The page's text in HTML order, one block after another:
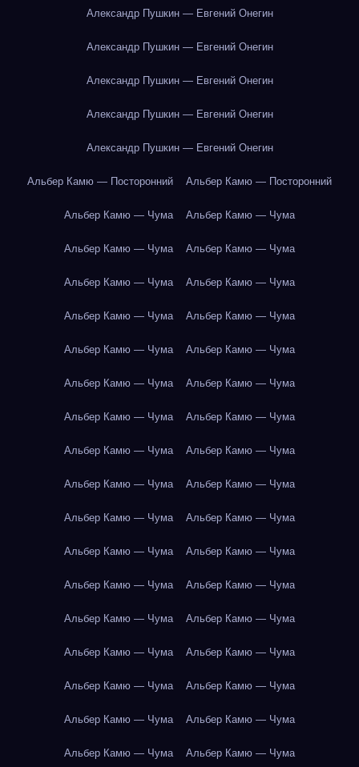
Александр Пушкин — Евгений Онегин
Александр Пушкин — Евгений Онегин
Александр Пушкин — Евгений Онегин
Александр Пушкин — Евгений Онегин
Александр Пушкин — Евгений Онегин
Альбер Камю — Посторонний Альбер Камю — Посторонний
Альбер Камю — Чума Альбер Камю — Чума
Альбер Камю — Чума Альбер Камю — Чума
Альбер Камю — Чума Альбер Камю — Чума
Альбер Камю — Чума Альбер Камю — Чума
Альбер Камю — Чума Альбер Камю — Чума
Альбер Камю — Чума Альбер Камю — Чума
Альбер Камю — Чума Альбер Камю — Чума
Альбер Камю — Чума Альбер Камю — Чума
Альбер Камю — Чума Альбер Камю — Чума
Альбер Камю — Чума Альбер Камю — Чума
Альбер Камю — Чума Альбер Камю — Чума
Альбер Камю — Чума Альбер Камю — Чума
Альбер Камю — Чума Альбер Камю — Чума
Альбер Камю — Чума Альбер Камю — Чума
Альбер Камю — Чума Альбер Камю — Чума
Альбер Камю — Чума Альбер Камю — Чума
Альбер Камю — Чума Альбер Камю — Чума